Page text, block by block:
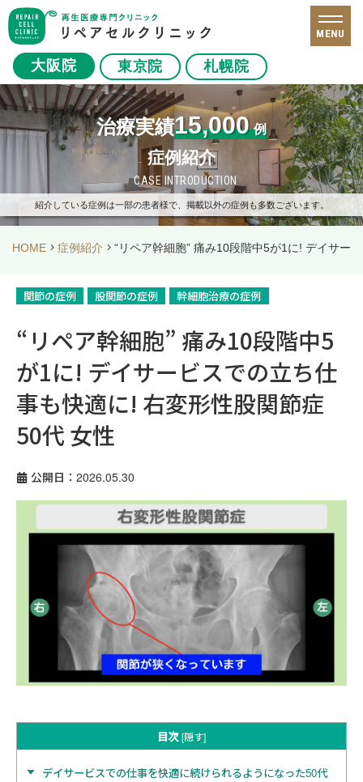
大阪院 東京院 札幌院
MENU
治療実績15,000 例
症例紹介
CASE INTRODUCTION
紹介している症例は一部の患者様で、掲載以外の症例も多数ございます。
HOME 症例紹介 “リペア幹細胞” 痛み10段階中5が1に! デイサー
関節の症例 股関節の症例 幹細胞治療の症例
“リペア幹細胞” 痛み10段階中5
が1に! デイサービスでの立ち仕
事も快適に! 右変形性股関節症
50代 女性
公開日：2026.05.30
目次 [隠す]
デイサービスでの仕事を快適に続けられるようになった50代